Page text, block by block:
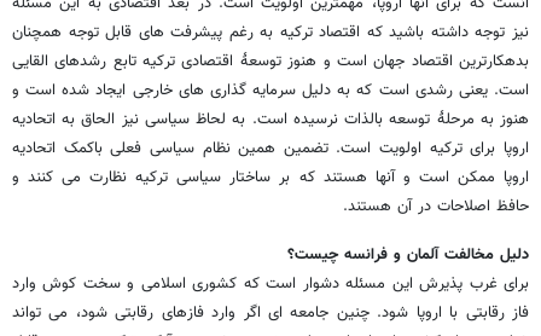
نیز توجه داشته باشید که اقتصاد ترکیه به رغم پیشرفت های قابل توجه همچنان
بدهکارترین اقتصاد جهان است و هنوز توسعۀ اقتصادی ترکیه تابع رشدهای القایی
است. یعنی رشدی است که به دلیل سرمایه گذاری های خارجی ایجاد شده است و
هنوز به مرحلۀ توسعه بالذات نرسیده است. به لحاظ سیاسی نیز الحاق به اتحادیه
اروپا برای ترکیه اولویت است. تضمین همین نظام سیاسی فعلی باکمک اتحادیه
اروپا ممکن است و آنها هستند که بر ساختار سیاسی ترکیه نظارت می کنند و
حافظ اصلاحات در آن هستند.
دلیل مخالفت آلمان و فرانسه چیست؟
برای غرب پذیرش این مسئله دشوار است که کشوری اسلامی و سخت کوش وارد
فاز رقابتی با اروپا شود. چنین جامعه ای اگر وارد فازهای رقابتی شود، می تواند